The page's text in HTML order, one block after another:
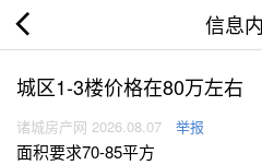
信息
城区1-3楼价格在80万左右
诸城房产网 2026.08.07 举报
面积要求70-85平方